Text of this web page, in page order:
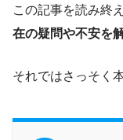
この記事を読み終
在の疑問や不安を
それではさっそく